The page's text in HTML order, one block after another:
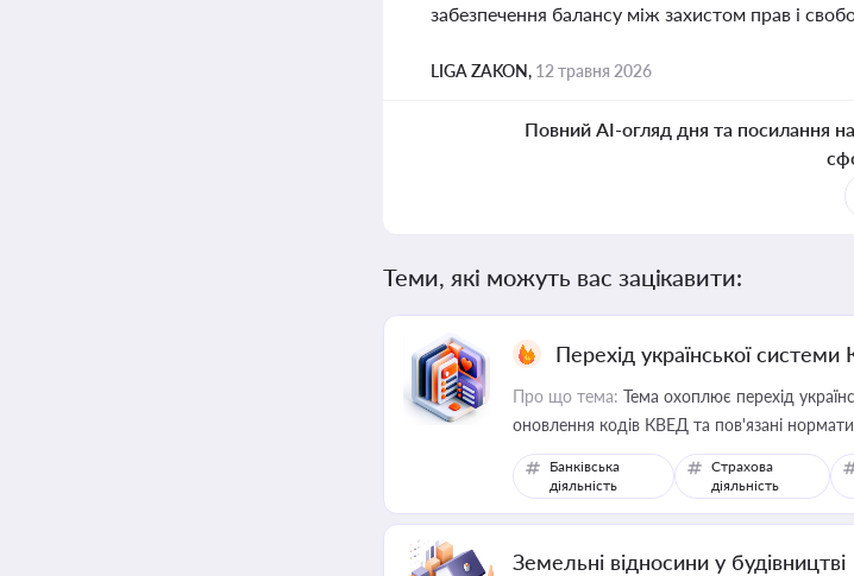
забезпечення балансу між захистом прав і
LIGA ZAKON, 12 травня 2026
Повний AI-огляд дня та посилання на
Теми, які можуть вас зацікавити:
Перехід української
Про що тема: Тема охоплює перехід
оновлення кодів КВЕД та пов'язані
Банківська
діяльність
Страхова
діяльність
Земельні відносини у будівництві